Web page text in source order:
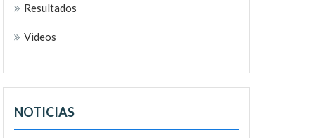
Resultados
Videos
NOTICIAS